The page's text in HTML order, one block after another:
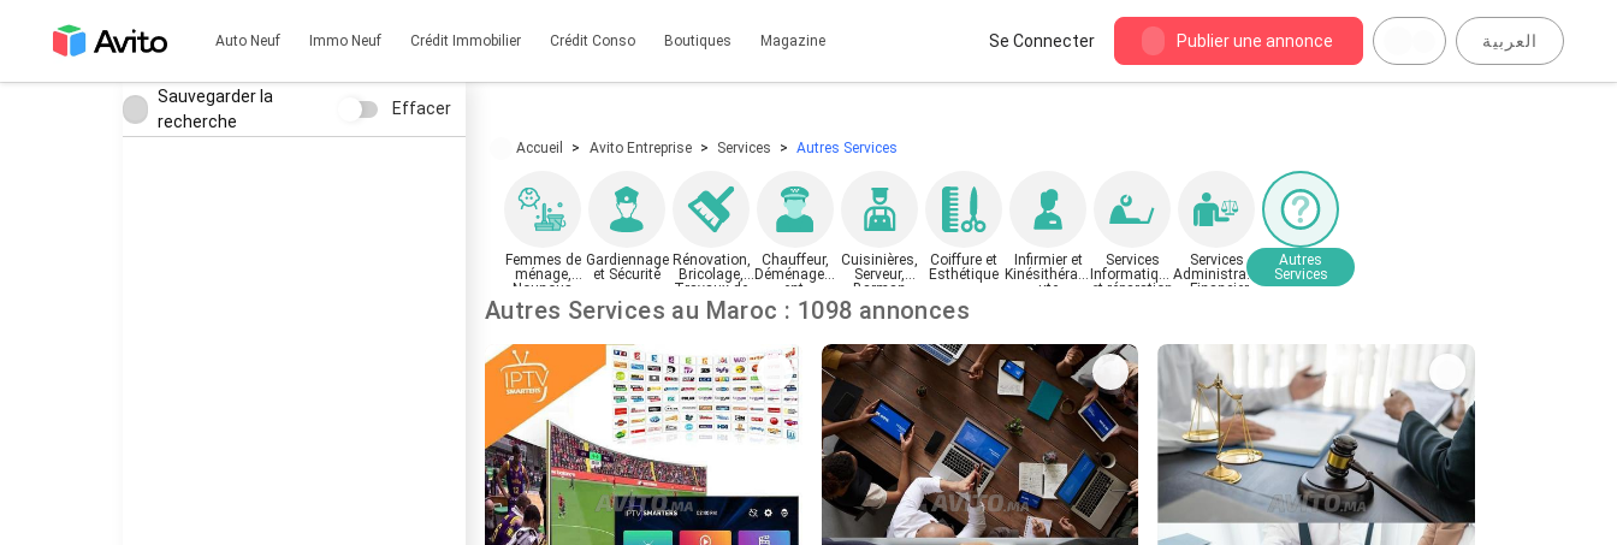
Auto Neuf Immo Neuf Crédit Immobilier Crédit Conso Boutiques Magazine Se Connecter Publier une annonce العربية
Sauvegarder la
recherche
Effacer
Accueil Avito Entreprise Services Autres Services
Femmes de
ménage,
Nounous
Gardiennage
et Sécurité
Rénovation,
Bricolage,
Travaux de
maison et
jardin
Chauffeur,
Déménagem
ent,
Transport de
marchandise
Cuisinières,
Serveur,
Barman
Coiffure et
Esthétique
Infirmier et
Kinésithérape
ute
Services
Informatique
et réparation
Services
Administratif
, Financier,
Autres
Services
Autres Services au Maroc : 1098 annonces